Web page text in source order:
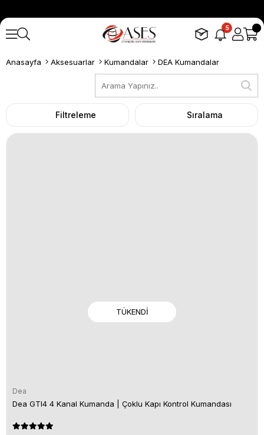
5
Anasayfa Aksesuarlar Kumandalar DEA Kumandalar
Filtreleme Sıralama
TÜKENDI
Dea
Dea GTI4 4 Kanal Kumanda | Çoklu Kapı Kontrol Kumandası